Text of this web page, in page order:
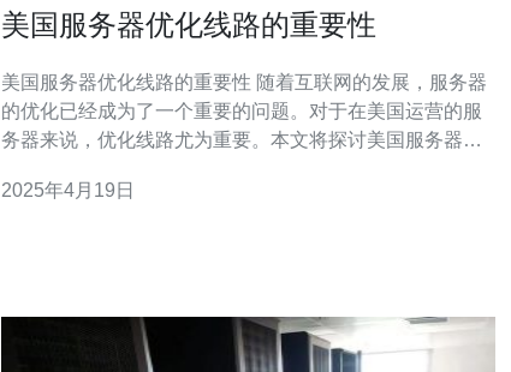
美国服务器优化线路的重要性
美国服务器优化线路的重要性 随着互联网的发展，服务器
的优化已经成为了一个重要的问题。对于在美国运营的服
务器来说，优化线路尤为重要。本文将探讨美国服务器优
务器优化线路是指通过优化服务器与用户之间的网络连
2025年4月19日